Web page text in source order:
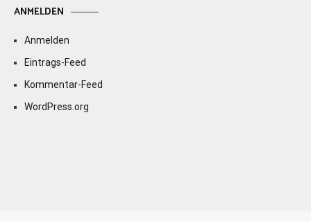
ANMELDEN
Anmelden
Eintrags-Feed
Kommentar-Feed
WordPress.org